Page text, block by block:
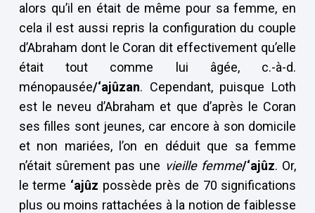
alors qu’il en était de même pour sa femme, en
cela il est aussi repris la configuration du couple
d’Abraham dont le Coran dit effectivement qu’elle
était tout comme lui âgée, c.-à-d.
ménopausée/‘ajûzan. Cependant, puisque Loth
est le neveu d’Abraham et que d’après le Coran
ses filles sont jeunes, car encore à son domicile
et non mariées, l’on en déduit que sa femme
n’était sûrement pas une vieille femme/‘ajûz. Or,
le terme ‘ajûz possède près de 70 significations
plus ou moins rattachées à la notion de faiblesse